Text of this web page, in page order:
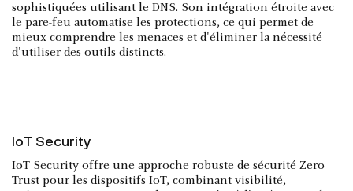
sophistiquées utilisant le DNS. Son intégration étroite avec
le pare-feu automatise les protections, ce qui permet de
mieux comprendre les menaces et d'éliminer la nécessité
d'utiliser des outils distincts.
IoT Security
IoT Security offre une approche robuste de sécurité Zero
Trust pour les dispositifs IoT, combinant visibilité,